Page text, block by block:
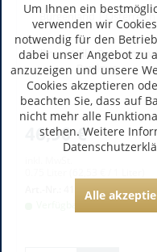
Burgenland | Österreich
Hillinger Hill 1
Barrique
46,90 €
Um Ihnen ein
verwenden wir
notwendig für den
dabei unser Angebot zu
anzuzeigen und unsere
Cookies akzeptieren
beachten Sie, dass auf
nicht mehr alle
stehen. Weitere
Alle